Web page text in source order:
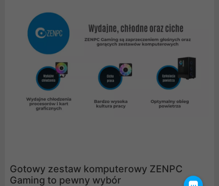
Gotowy zestaw komputerowy ZENPC
Gaming to pewny wybór